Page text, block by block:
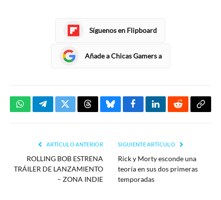
Síguenos en Flipboard
Añade a Chicas Gamers a
WhatsAppTelegramTwitterThreadsBlueskyFacebookLinkedInReddit
ARTÍCULO ANTERIOR
ROLLING BOB ESTRENA
TRÁILER DE LANZAMIENTO
– ZONA INDIE
SIGUIENTE ARTÍCULO
Rick y Morty esconde una
teoría en sus dos primeras
temporadas